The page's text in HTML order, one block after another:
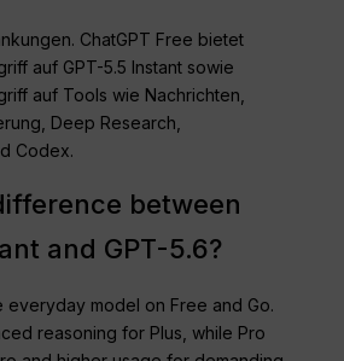
ChatGPT Free bietet
auf GPT-5.5 Instant sowie
auf Tools wie Nachrichten,
Deep Research,
Codex.
between
and GPT-5.6?
everyday model on Free and Go.
reasoning for Plus, while Pro